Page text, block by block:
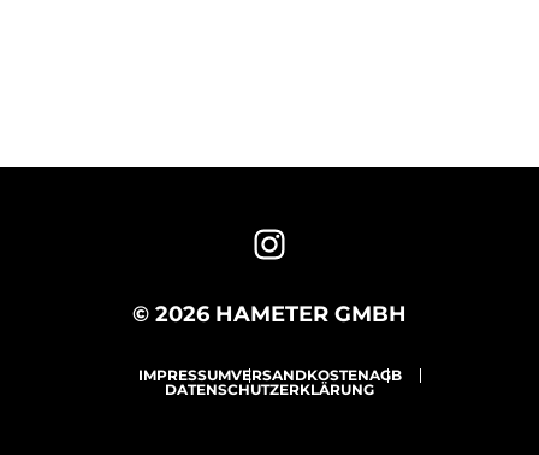
© 2026 HAMETER GMBH
IMPRESSUMVERSANDKOSTENAGB
DATENSCHUTZERKLÄRUNG